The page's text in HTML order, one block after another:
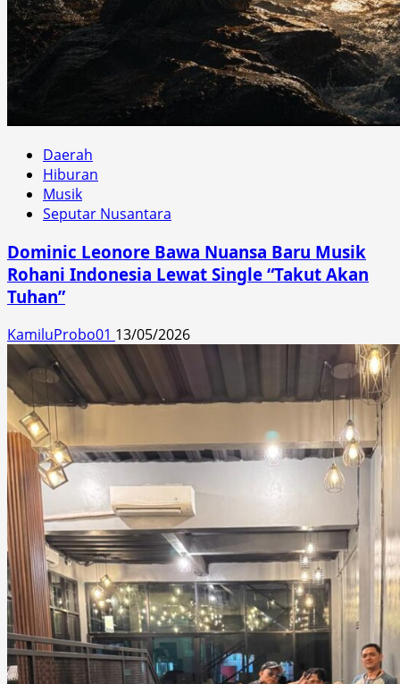
Daerah
Hiburan
Musik
Seputar Nusantara
Dominic Leonore Bawa Nuansa Baru Musik
Rohani Indonesia Lewat Single “Takut Akan
Tuhan”
KamiluProbo01 13/05/2026